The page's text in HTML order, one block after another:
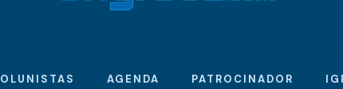
AGENDA PATROCINADOR